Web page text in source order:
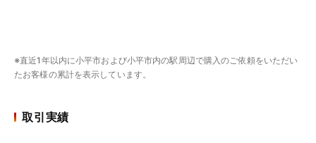
※直近1年以内に小平市および小平市内の駅周辺で購入のご依頼をいただい
たお客様の累計を表示しています。
取引実績